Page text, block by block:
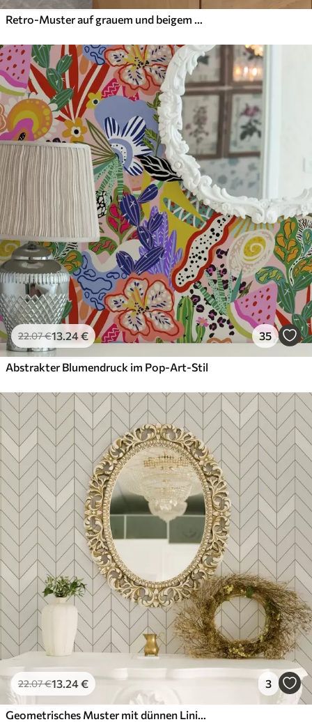
Retro-Muster auf grauem und beigem Hintergrund
22.07€13.24€ 35
Abstrakter Blumendruck im Pop-Art-Stil
22.07€13.24€ 3
Geometrisches Muster mit dünnen Linien